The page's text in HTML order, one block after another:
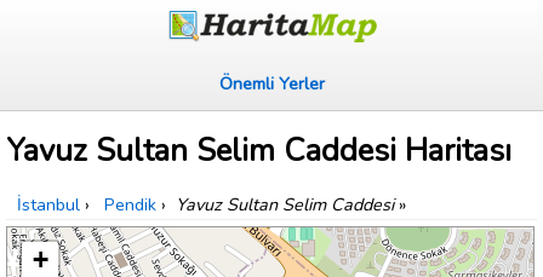
Önemli Yerler
Yavuz Sultan Selim Caddesi Haritası
İstanbul › Pendik › Yavuz Sultan Selim Caddesi»
+